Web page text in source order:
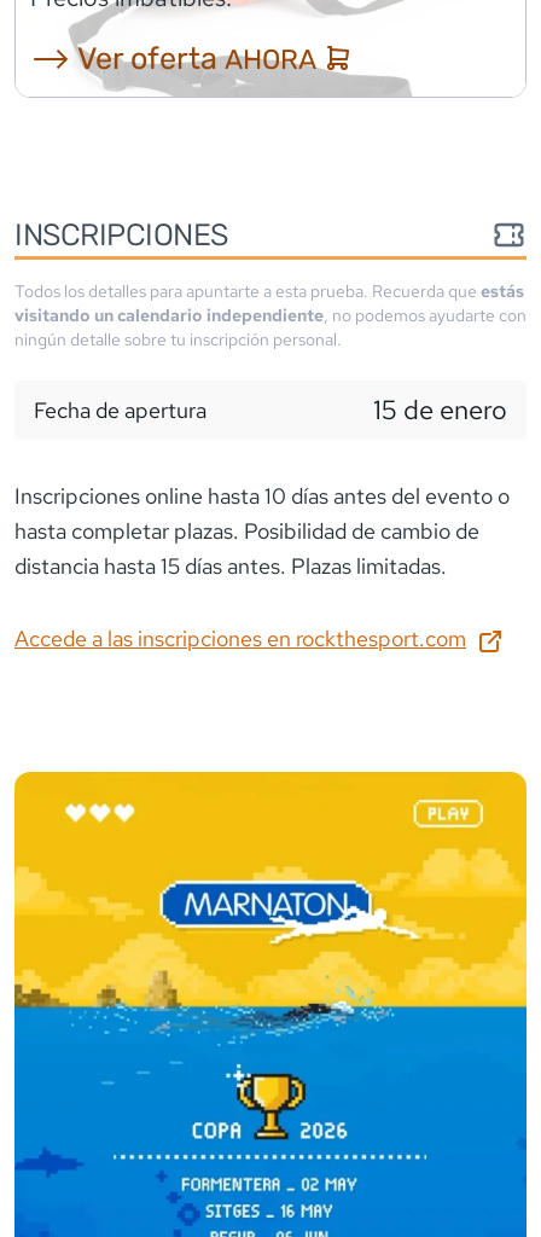
⟶ Ver ofertaAHORA
INSCRIPCIONES
Todos los detalles para apuntarte a esta prueba. Recuerda que estás
visitando un calendario independiente, no podemos ayudarte con
ningún detalle sobre tu inscripción personal.
Fecha de apertura 15 de enero
Inscripciones online hasta 10 días antes del evento o
hasta completar plazas. Posibilidad de cambio de
distancia hasta 15 días antes. Plazas limitadas.
Accede a las inscripciones en rockthesport.com